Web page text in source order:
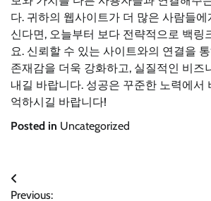
다. 귀하의 웹사이트가 더 많은 사람들
신다면, 오늘부터 보다 전략적으로 백링
요. 신뢰할 수 있는 사이트와의 연결을
존재감을 더욱 강화하고, 실질적인 비즈
내길 바랍니다. 성공은 꾸준한 노력에서
억하시길 바랍니다!
Posted in Uncategorized
글
Previous: